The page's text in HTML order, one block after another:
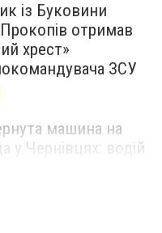
із Буковини
отримав
хрест»
ЗСУ
машина на
у Чернівцях: водій